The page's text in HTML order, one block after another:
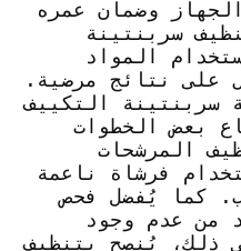
وضمان عمره
سربنتينة
المواد
على نتائج مرضية.
سربنتينة التكييف
بعض الخطوات
المرشحات
فرشاة ناعمة
كما يُفضل فحص
من عدم وجود
ذلك، يُنصح بتنظيف